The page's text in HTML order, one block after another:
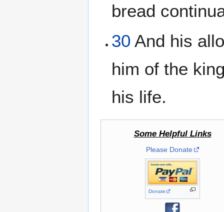
bread
30 And his
him of the
his life.
Some Helpful Links
Please Donate
Donate